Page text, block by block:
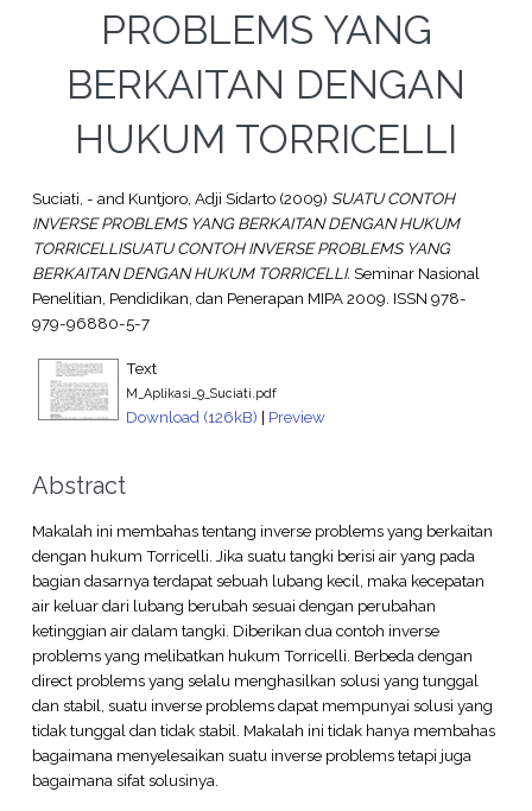
PROBLEMS YANG
BERKAITAN DENGAN
HUKUM TORRICELLI
Suciati, - and Kuntjoro, Adji Sidarto(2009) SUATU CONTOH
INVERSE PROBLEMS YANG BERKAITAN DENGAN HUKUM
TORRICELLISUATU CONTOH INVERSE PROBLEMS YANG
BERKAITAN DENGAN HUKUM TORRICELLI. Seminar Nasional
Penelitian, Pendidikan, dan Penerapan MIPA 2009. ISSN 978-
979-96880-5-7
Text
M_Aplikasi_9_Suciati.pdf
Download (126kB) | Preview
Abstract
Makalah ini membahas tentang inverse problems yang berkaitan
dengan hukum Torricelli. Jika suatu tangki berisi air yang pada
bagian dasarnya terdapat sebuah lubang kecil, maka kecepatan
air keluar dari lubang berubah sesuai dengan perubahan
ketinggian air dalam tangki. Diberikan dua contoh inverse
problems yang melibatkan hukum Torricelli. Berbeda dengan
direct problems yang selalu menghasilkan solusi yang tunggal
dan stabil, suatu inverse problems dapat mempunyai solusi yang
tidak tunggal dan tidak stabil. Makalah ini tidak hanya membahas
bagaimana menyelesaikan suatu inverse problems tetapi juga
bagaimana sifat solusinya.